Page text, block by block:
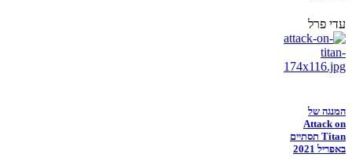
עדי פרל
המנגה של
Attack on
Titan תסתיים
באפריל 2021